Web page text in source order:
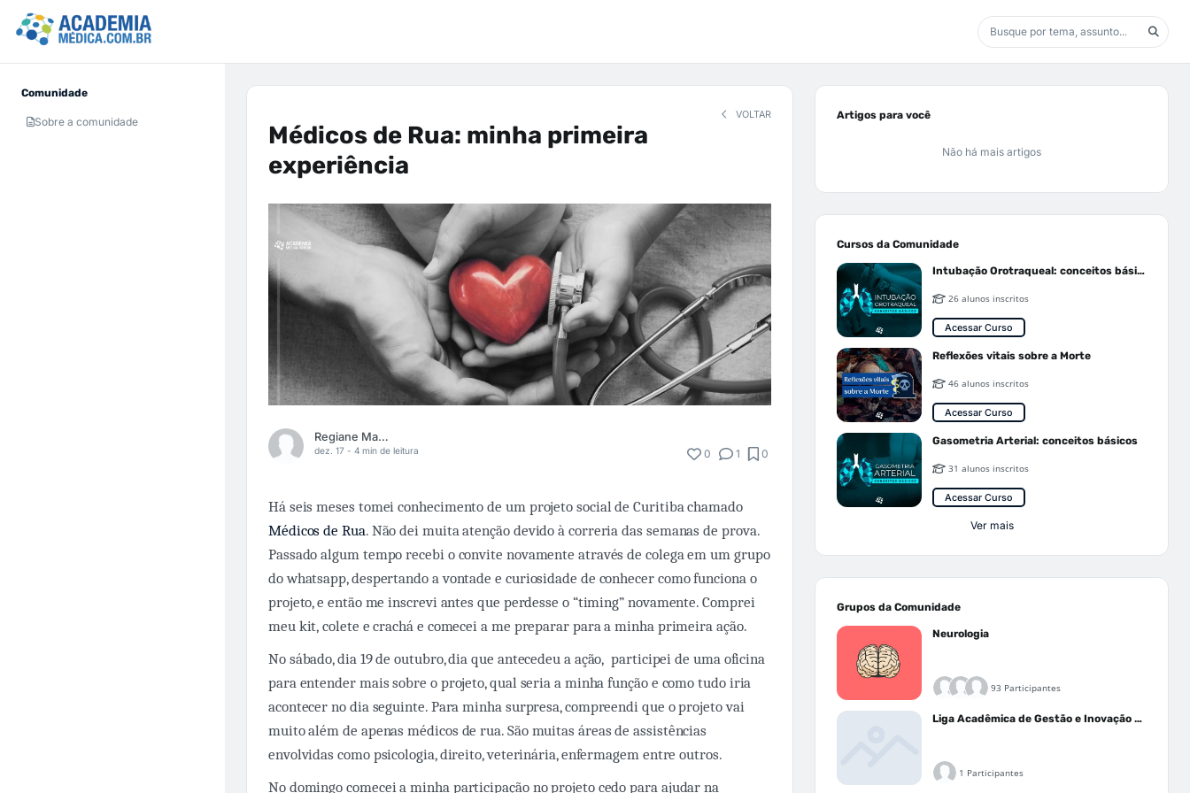
Comunidade
Sobre a comunidade
VOLTAR
Médicos de Rua: minha primeira
experiência
Regiane Matias
dez. 17 - 4 min de leitura 0 1 0
Há seis meses tomei conhecimento de um projeto social de Curitiba chamado
Médicos de Rua. Não dei muita atenção devido à correria das semanas de prova.
Passado algum tempo recebi o convite novamente através de colega em um grupo
do whatsapp, despertando a vontade e curiosidade de conhecer como funciona o
projeto, e então me inscrevi antes que perdesse o “timing” novamente. Comprei
meu kit, colete e crachá e comecei a me preparar para a minha primeira ação.
No sábado, dia 19 de outubro, dia que antecedeu a ação, participei de uma oficina
para entender mais sobre o projeto, qual seria a minha função e como tudo iria
acontecer no dia seguinte. Para minha surpresa, compreendi que o projeto vai
muito além de apenas médicos de rua. São muitas áreas de assistências
envolvidas como psicologia, direito, veterinária, enfermagem entre outros.
No domingo comecei a minha participação no projeto cedo para ajudar na
Artigos para você
Não há mais artigos
Cursos da Comunidade
Intubação Orotraqueal: conceitos básicos
26 alunos inscritos
Acessar Curso
Reflexões vitais sobre a Morte
46 alunos inscritos
Acessar Curso
Gasometria Arterial: conceitos básicos
31 alunos inscritos
Acessar Curso
Ver mais
Grupos da Comunidade
Neurologia
93 Participantes
Liga Acadêmica de Gestão e Inovação Médica - LAGIM
1 Participantes